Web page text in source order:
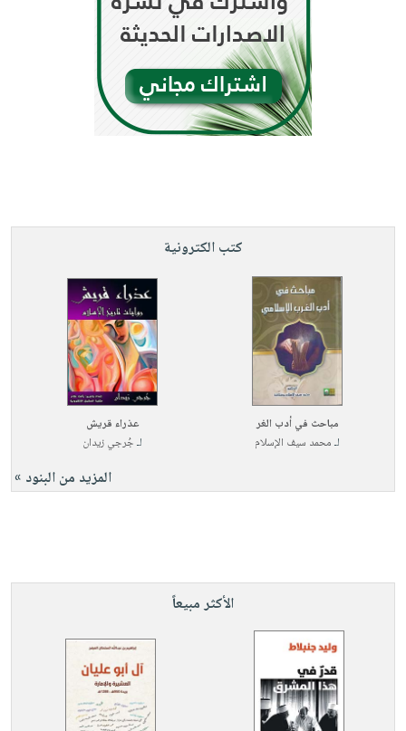
كتب الكترونية
مباحث في أدب الغر
لـمحمد سيف الإسلام
عذراء قريش
لـجُرجي زيدان
المزيد من البنود »
الأكثر مبيعاً